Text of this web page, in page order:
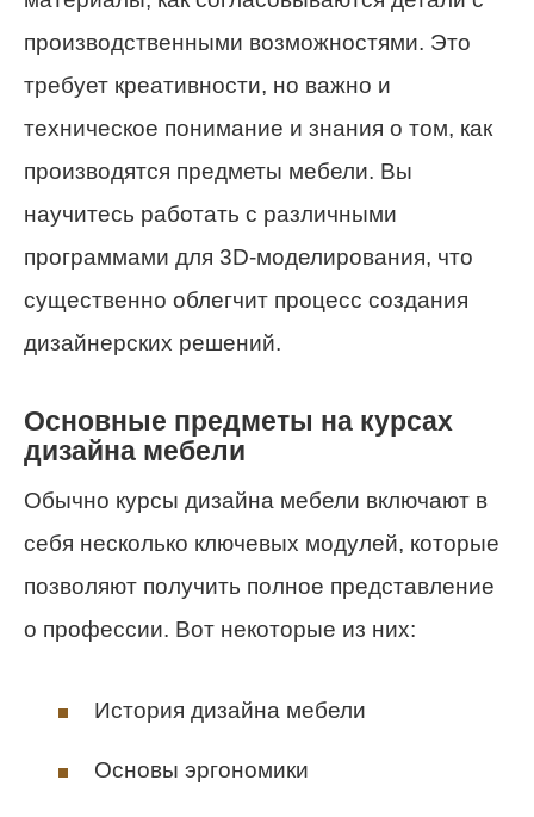
производственными возможностями. Это
требует креативности, но важно и
техническое понимание и знания о том, как
производятся предметы мебели. Вы
научитесь работать с различными
программами для 3D-моделирования, что
существенно облегчит процесс создания
дизайнерских решений.
Основные предметы на курсах
дизайна мебели
Обычно курсы дизайна мебели включают в
себя несколько ключевых модулей, которые
позволяют получить полное представление
о профессии. Вот некоторые из них:
История дизайна мебели
Основы эргономики